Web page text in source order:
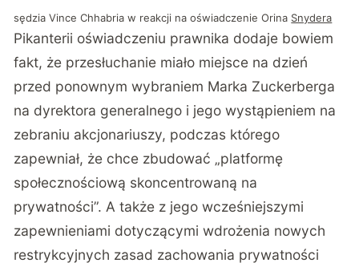
sędzia Vince Chhabria w reakcji na oświadczenie Orina Snydera
Pikanterii oświadczeniu prawnika dodaje bowiem
fakt, że przesłuchanie miało miejsce na dzień
przed ponownym wybraniem Marka Zuckerberga
na dyrektora generalnego i jego wystąpieniem na
zebraniu akcjonariuszy, podczas którego
zapewniał, że chce zbudować „platformę
społecznościową skoncentrowaną na
prywatności”. A także z jego wcześniejszymi
zapewnieniami dotyczącymi wdrożenia nowych
restrykcyjnych zasad zachowania prywatności